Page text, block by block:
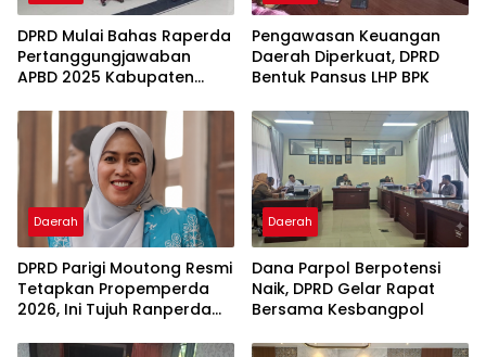
DPRD Mulai Bahas Raperda
Pertanggungjawaban
APBD 2025 Kabupaten
Pengawasan Keuangan
Daerah Diperkuat, DPRD
Bentuk Pansus LHP BPK
Daerah
DPRD Parigi Moutong Resmi
Tetapkan Propemperda
2026, Ini Tujuh Ranperda
Daerah
Dana Parpol Berpotensi
Naik, DPRD Gelar Rapat
Bersama Kesbangpol